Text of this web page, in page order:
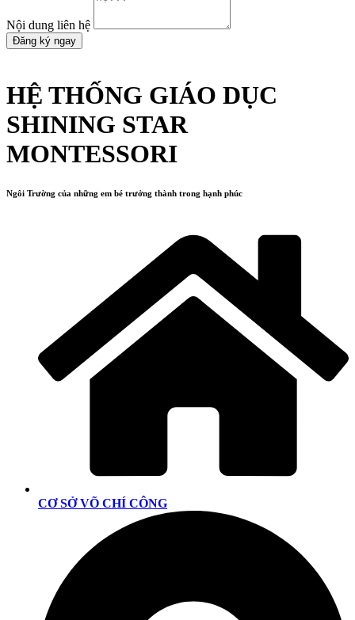
Nội dung liên hệ
Đăng ký ngay
HỆ THỐNG GIÁO DỤC
SHINING STAR
MONTESSORI
Ngôi Trường của những em bé trưởng thành trong hạnh phúc
CƠ SỞ VÕ CHÍ CÔNG